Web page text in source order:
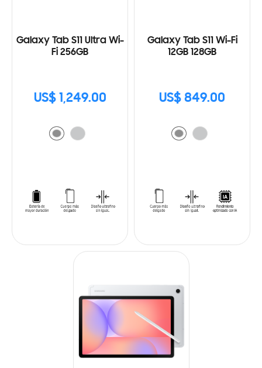
Galaxy Tab S11 Ultra Wi-
Fi 256GB
US$ 1,249.00
Galaxy Tab S11 Wi-Fi
12GB 128GB
US$ 849.00